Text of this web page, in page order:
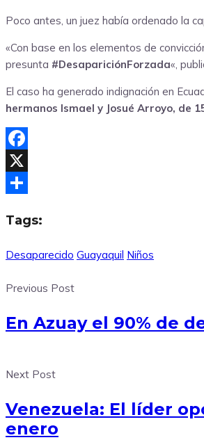
Poco antes, un juez había ordenado la
«Con base en los elementos de
presunta #DesapariciónForzada«,
El caso ha generado indignación en
hermanos Ismael y Josué Arroyo, de
Facebook
X
Tags:
Desaparecido Guayaquil Niños
Previous Post
En Azuay el 90% de
Next Post
Venezuela: El líder
enero